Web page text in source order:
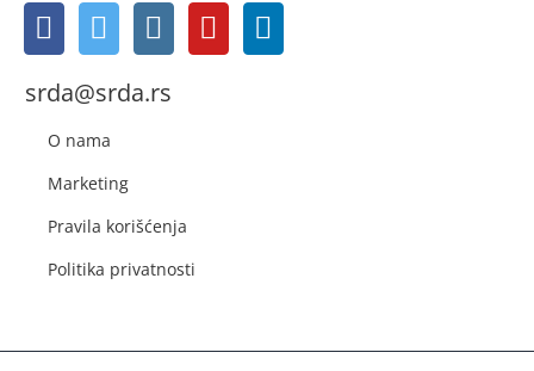
srda@srda.rs
O nama
Marketing
Pravila korišćenja
Politika privatnosti